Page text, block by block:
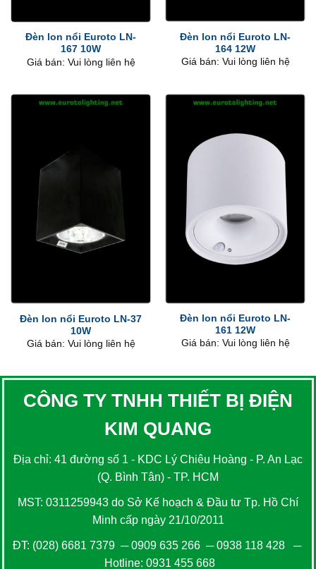
Đèn lon nổi Euroto LN-
167 10W
Giá bán: Vui lòng liên hệ
Đèn lon nổi Euroto LN-
164 12W
Giá bán: Vui lòng liên hệ
Đèn lon nổi Euroto LN-37
10W
Giá bán: Vui lòng liên hệ
Đèn lon nổi Euroto LN-
161 12W
Giá bán: Vui lòng liên hệ
CÔNG TY TNHH THIẾT BỊ ĐIỆN
KIM QUANG
Địa chỉ: 41 đường số 1 - KDC Lý Chiêu Hoàng - P. An Lạc
(Q. Bình Tân) - TP. HCM
MST: 0311259943 do Sở Kế hoạch & Đầu tư Tp. Hồ Chí
Minh cấp ngày 21/10/2011
ĐT: (028) 6681 7379 ─0909 635 266─0938 118 428─
Hotline: 0931 455 668